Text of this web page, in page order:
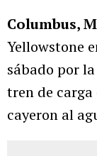
Columbus,
Yellowstone
sábado por
tren de
cayeron al